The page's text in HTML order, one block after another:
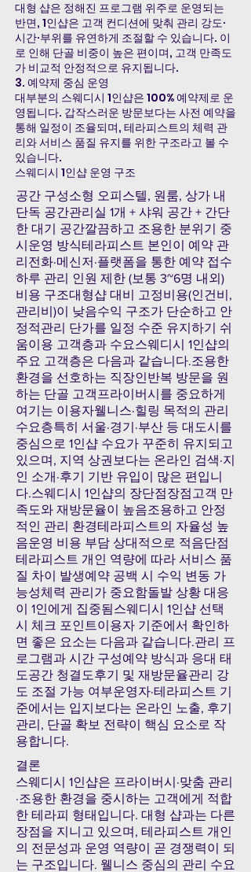
대형 샵은 정해진 프로그램 위주로 운영되는
반면, 1인샵은 고객 컨디션에 맞춰 관리 강도·
시간·부위를 유연하게 조절할 수 있습니다. 이
로 인해 단골 비중이 높은 편이며, 고객 만족도
가 비교적 안정적으로 유지됩니다.
3. 예약제 중심 운영
대부분의 스웨디시 1인샵은 100% 예약제로 운
영됩니다. 갑작스러운 방문보다는 사전 예약을
통해 일정이 조율되며, 테라피스트의 체력 관
리와 서비스 품질 유지를 위한 구조라고 볼 수
있습니다.
스웨디시 1인샵 운영 구조
공간 구성소형 오피스텔, 원룸, 상가 내
단독 공간관리실 1개 + 샤워 공간 + 간단
한 대기 공간깔끔하고 조용한 분위기 중
시운영 방식테라피스트 본인이 예약 관
리전화·메신저·플랫폼을 통한 예약 접수
하루 관리 인원 제한 (보통 3~6명 내외)
비용 구조대형샵 대비 고정비용(인건비,
관리비)이 낮음수익 구조가 단순하고 안
정적관리 단가를 일정 수준 유지하기 쉬
움이용 고객층과 수요스웨디시 1인샵의
주요 고객층은 다음과 같습니다.조용한
환경을 선호하는 직장인반복 방문을 원
하는 단골 고객프라이버시를 중요하게
여기는 이용자웰니스·힐링 목적의 관리
수요층특히 서울·경기·부산 등 대도시를
중심으로 1인샵 수요가 꾸준히 유지되고
있으며, 지역 상권보다는 온라인 검색·지
인 소개·후기 기반 유입이 많은 편입니
다.스웨디시 1인샵의 장단점장점고객 만
족도와 재방문율이 높음조용하고 안정
적인 관리 환경테라피스트의 자율성 높
음운영 비용 부담 상대적으로 적음단점
테라피스트 개인 역량에 따라 서비스 품
질 차이 발생예약 공백 시 수익 변동 가
능성체력 관리가 중요함돌발 상황 대응
이 1인에게 집중됨스웨디시 1인샵 선택
시 체크 포인트이용자 기준에서 확인하
면 좋은 요소는 다음과 같습니다.관리 프
로그램과 시간 구성예약 방식과 응대 태
도공간 청결도후기 및 재방문율관리 강
도 조절 가능 여부운영자·테라피스트 기
준에서는 입지보다는 온라인 노출, 후기
관리, 단골 확보 전략이 핵심 요소로 작
용합니다.
결론
스웨디시 1인샵은 프라이버시·맞춤 관리
·조용한 환경을 중시하는 고객에게 적합
한 테라피 형태입니다. 대형 샵과는 다른
장점을 지니고 있으며, 테라피스트 개인
의 전문성과 운영 역량이 곧 경쟁력이 되
는 구조입니다. 웰니스 중심의 관리 수요